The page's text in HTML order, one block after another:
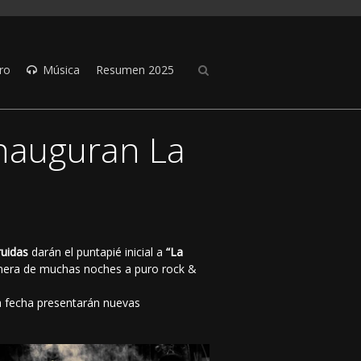
Música Resumen 2025
La
darán el puntapié inicial a “La
de muchas noches a puro rock &
presentarán nuevas